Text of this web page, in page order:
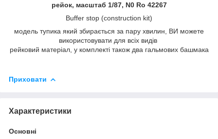
рейок, масштаб 1/87, N0 Ro 42267
Buffer stop (construction kit)
модель тупика який збирається за пару хвилин, ВИ можете
використовувати для всіх видів
рейковий матеріал, у комплекті також два гальмових башмака
Приховати
Характеристики
Основні